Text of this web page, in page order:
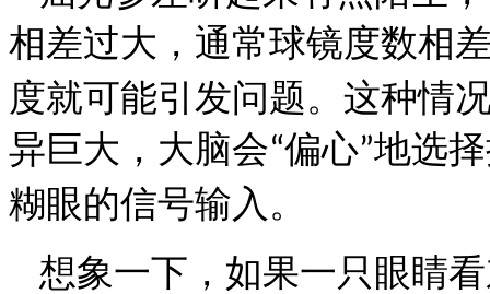
相差过大，通常球镜度数相
度就可能引发问题。这种情
异巨大，大脑会“偏心”地选
糊眼的信号输入。
想象一下，如果一只眼睛